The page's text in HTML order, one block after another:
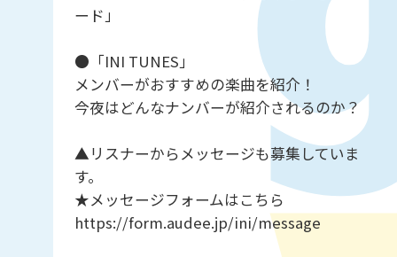
ード」
●「INI TUNES」
メンバーがおすすめの楽曲を紹介！
今夜はどんなナンバーが紹介されるのか？
▲リスナーからメッセージも募集していま
す。
★メッセージフォームはこちら
https://form.audee.jp/ini/message